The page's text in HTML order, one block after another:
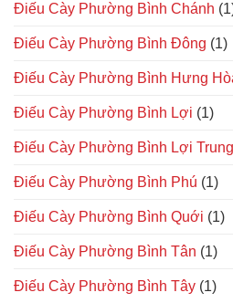
Điếu Cày Phường Bình Chánh
Điếu Cày Phường Bình Đông (1)
Điếu Cày Phường Bình Hưng
Điếu Cày Phường Bình Lợi (1)
Điếu Cày Phường Bình Lợi Trung
Điếu Cày Phường Bình Phú (1)
Điếu Cày Phường Bình Quới (1)
Điếu Cày Phường Bình Tân (1)
Điếu Cày Phường Bình Tây (1)